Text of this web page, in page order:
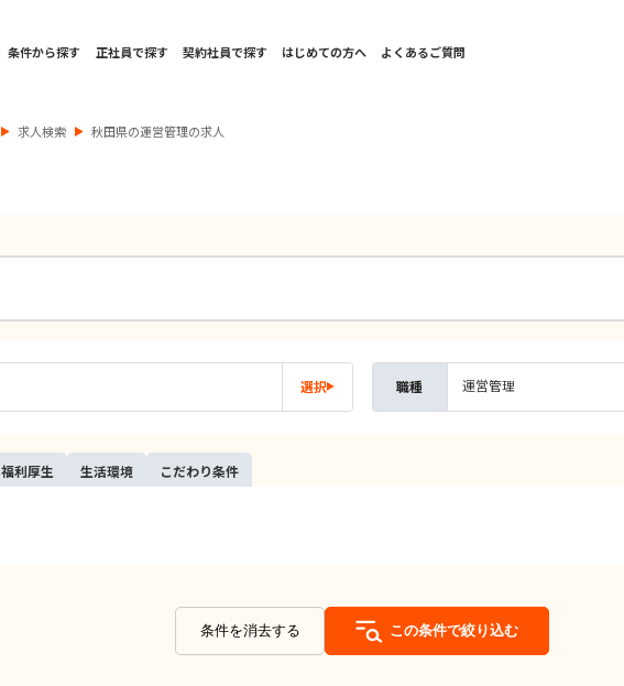
条件から探す 正社員で探す 契約社員で探す はじめての方へ よくあるご質問
求人検索 秋田県の運営管理の求人
選択 職種 運営管理
福利厚生 生活環境 こだわり条件
条件を消去する この条件で絞り込む